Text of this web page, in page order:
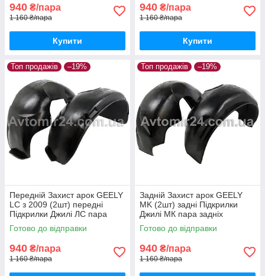
940 ₴/пара
1 160 ₴/пара
Купити
940 ₴/пара
1 160 ₴/пара
Купити
Топ продажів –19%
Передній Захист арок GEELY
LС з 2009 (2шт) передні
Підкрилки Джилі ЛС пара
передніх
Готово до відправки
940 ₴/пара
1 160 ₴/пара
Топ продажів –19%
Задній Захист арок GEELY
MK (2шт) задні Підкрилки
Джилі МК пара задніх
Готово до відправки
940 ₴/пара
1 160 ₴/пара